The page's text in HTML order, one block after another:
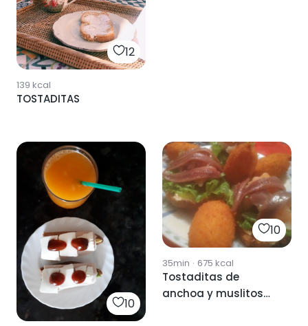
12
139 kcal
TOSTADITAS
10
10
35min · 675 kcal
Tostaditas de
anchoa y muslitos